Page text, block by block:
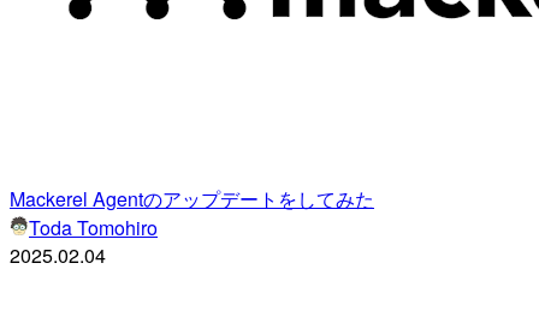
Mackerel Agentのアップデートをしてみた
Toda Tomohiro
2025.02.04